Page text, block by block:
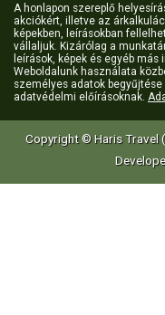
A honlapon szereplő
akciókért, illetve az
képekben, leírásokban
vállaljuk. Kizárólag a
leírások, képek és egyéb
Weboldalunk használata
személyes adatok
adatvédelmi előírásoknak.
Copyright © Haris Travel